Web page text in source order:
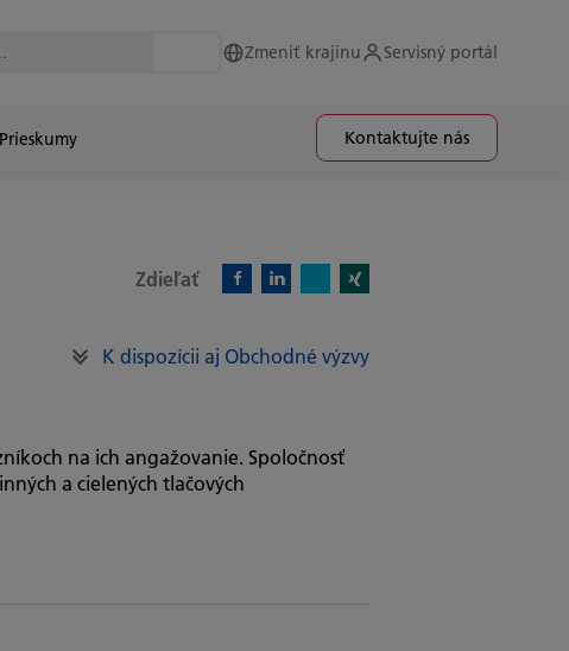
Zmeniť krajinu Servisný portál
Prieskumy Kontaktujte nás
Zdieľať
K dispozícii aj Obchodné výzvy
na ich angažovanie. Spoločnosť
a cielených tlačových